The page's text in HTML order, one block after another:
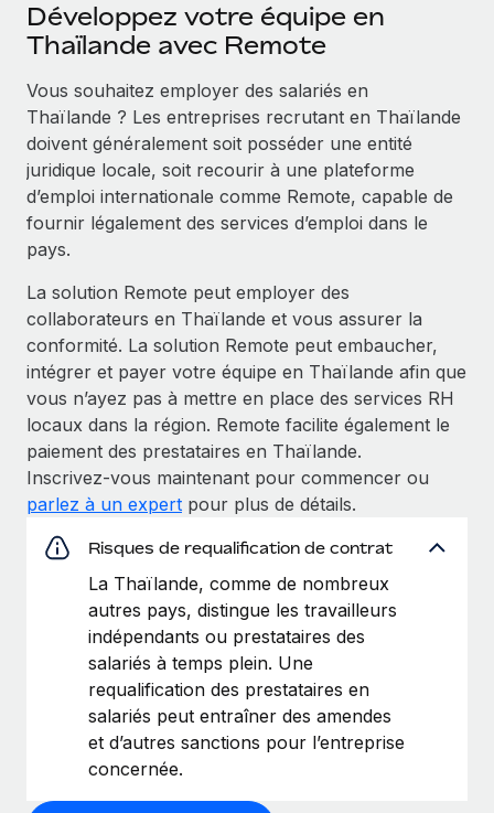
Développez votre équipe en
Thaïlande avec Remote
Vous souhaitez employer des salariés en
Thaïlande ? Les entreprises recrutant en Thaïlande
doivent généralement soit posséder une entité
juridique locale, soit recourir à une plateforme
d’emploi internationale comme Remote, capable de
fournir légalement des services d’emploi dans le
pays.
La solution Remote peut employer des
collaborateurs en Thaïlande et vous assurer la
conformité. La solution Remote peut embaucher,
intégrer et payer votre équipe en Thaïlande afin que
vous n’ayez pas à mettre en place des services RH
locaux dans la région. Remote facilite également le
paiement des prestataires en Thaïlande.
Inscrivez‑vous maintenant pour commencer ou
parlez à un expert pour plus de détails.
Risques de requalification de contrat
La Thaïlande, comme de nombreux
autres pays, distingue les travailleurs
indépendants ou prestataires des
salariés à temps plein. Une
requalification des prestataires en
salariés peut entraîner des amendes
et d’autres sanctions pour l’entreprise
concernée.